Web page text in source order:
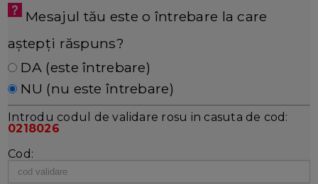
Mesajul tău este o întrebare la care
aștepți răspuns?
DA (este întrebare)
NU (nu este întrebare)
Introdu codul de validare rosu in casuta de cod:
0218026
Cod: